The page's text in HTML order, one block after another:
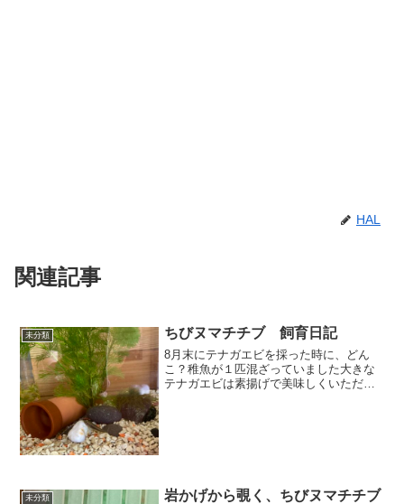
HAL
関連記事
未分類 ちびヌマチチブ 飼育日記
8月末にテナガエビを採った時に、どん
こ？稚魚が１匹混ざっていました大きな
テナガエビは素揚げで美味しくいただき
未分類 岩かげから覗く、ちびヌマチチブ